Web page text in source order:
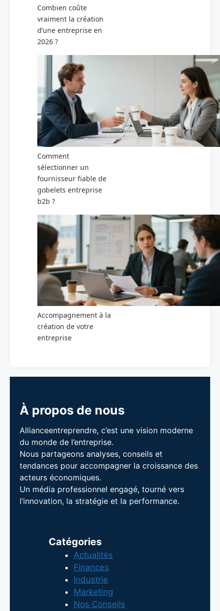
Combien coûte
vraiment la création
d’une entreprise en
2026 ?
Comment
sélectionner un
fournisseur fiable de
gobelets entreprise
b2b ?
Accompagnement à la
création de votre
entreprise
À propos de nous
Allianceentreprendre, c’est une vision moderne
du monde de l’entreprise.
Nous partageons analyses, conseils et
tendances pour accompagner la croissance des
acteurs économiques.
Un média professionnel engagé, tourné vers
l’innovation, la stratégie et la performance.
Catégories
Actualités
Finances
Industrie
Marketing
Nos Conseils